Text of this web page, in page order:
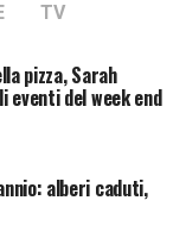
TV
pizza, Sarah
eventi del week end
alberi caduti,